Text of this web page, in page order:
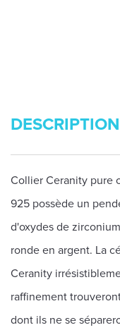
DESCRIPTION
Collier Ceranity pure
925 possède un
d'oxydes de
ronde en argent. La
Ceranity
raffinement
dont ils ne se